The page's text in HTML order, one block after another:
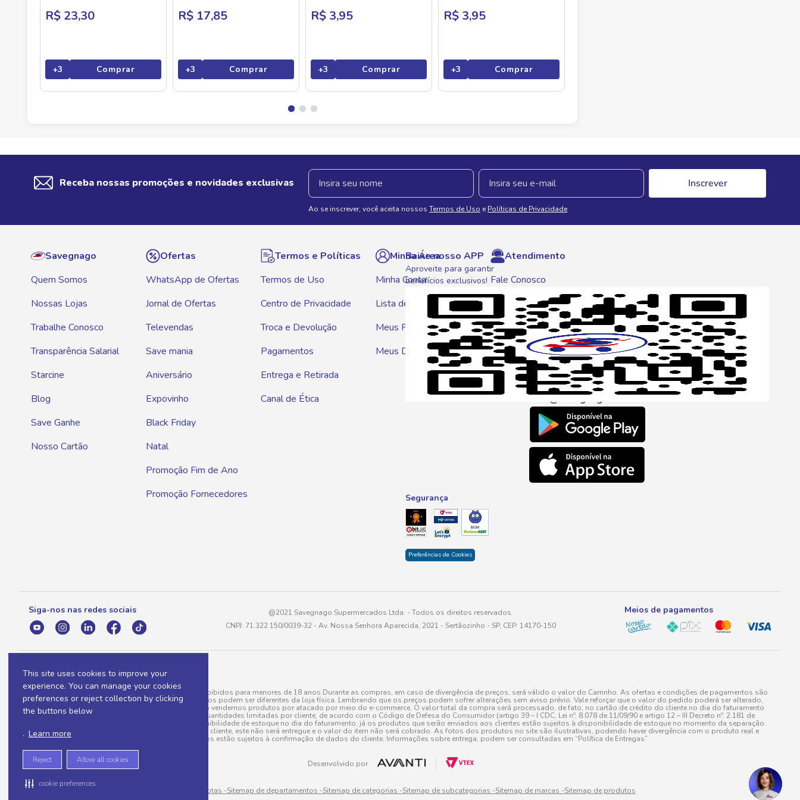
This site uses cookies to improve your
experience. You can manage your cookies
preferences or reject collection by clicking
the buttons below
. Learn more
Reject Allow all cookies
cookie preferences
R$ 23,30
+3 Comprar
R$ 17,85
+3 Comprar
R$ 3,95
+3 Comprar
R$ 3,95
+3 Comprar
Receba nossas promoções e novidades exclusivas Inscrever
Ao se inscrever, você aceita nossos Termos de Uso e Políticas de Privacidade
Savegnago
Quem Somos
Nossas Lojas
Trabalhe Conosco
Transparência Salarial
Starcine
Blog
Save Ganhe
Nosso Cartão
Ofertas
WhatsApp de Ofertas
Jornal de Ofertas
Televendas
Save mania
Aniversário
Expovinho
Black Friday
Natal
Promoção Fim de Ano
Promoção Fornecedores
Termos e Políticas
Termos de Uso
Centro de Privacidade
Troca e Devolução
Pagamentos
Entrega e Retirada
Canal de Ética
Minha Área
Minha Conta
Lista de Compras
Meus Pedidos
Meus Descontos
Atendimento
Fale Conosco
WhatsApp
Telefone
0800 016 6680
E-mail
atendimento@savegnago.com.br
Baixe nosso APP
Aproveite para garantir
benefícios exclusivos!
Segurança
Preferências de Cookies
Siga-nos nas redes sociais
@2021 Savegnago Supermercados Ltda. - Todos os direitos reservados.
CNPJ: 71.322.150/0039-32 - Av. Nossa Senhora Aparecida, 2021 - Sertãozinho - SP, CEP: 14170-150
Meios de pagamentos
A venda e o consumo de bebidas alcoólicas são proibidos para menores de 18 anos.Durante as compras, em caso de divergência de preços, será válido o valor do Carrinho. As ofertas e condições de pagamentos são
válidas para a loja eletrônica, sendo que seus preços podem ser diferentes da loja física. Lembrando que os preços podem sofrer alterações sem aviso prévio. Vale reforçar que o valor do pedido poderá ser alterado,
para menos, por conta de produtos variáveis; e não vendemos produtos por atacado por meio do e-commerce. O valor total da compra será processado, de fato, no cartão de crédito do cliente no dia do faturamento
do pedido. Produtos em promoção possuem quantidades limitadas por cliente, de acordo com o Código de Defesa do Consumidor (artigo 39 – I CDC, Lei nº. 8.078 de 11/09/90 e artigo 12 – III Decreto nº. 2.181 de
20/03/97). A venda está diretamente ligada à disponibilidade de estoque no dia do faturamento, já os produtos que serão enviados aos clientes estão sujeitos à disponibilidade de estoque no momento da separação.
Caso algum produto venha a faltar no pedido do cliente, este não será entregue e o valor do item não será cobrado. As fotos dos produtos no site são ilustrativas, podendo haver divergência com o produto real e
todos os pedidos estão sujeitos à confirmação de dados do cliente. Informações sobre entrega, podem ser consultadas em “Política de Entregas”
Desenvolvido por
Sitemap de rotas -Sitemap de departamentos -Sitemap de categorias -Sitemap de subcategorias -Sitemap de marcas -Sitemap de produtos